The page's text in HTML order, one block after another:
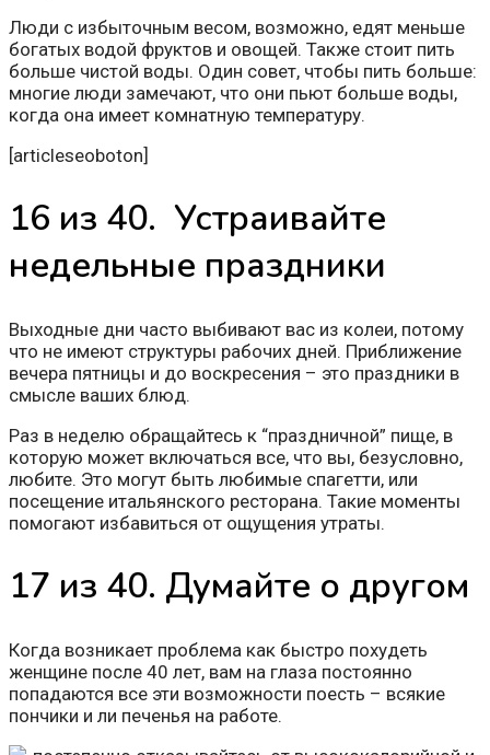
Люди с избыточным весом, возможно, едят меньше
богатых водой фруктов и овощей. Также стоит пить
больше чистой воды. Один совет, чтобы пить больше:
многие люди замечают, что они пьют больше воды,
когда она имеет комнатную температуру.
[articleseoboton]
16 из 40. Устраивайте
недельные праздники
Выходные дни часто выбивают вас из колеи, потому
что не имеют структуры рабочих дней. Приближение
вечера пятницы и до воскресения – это праздники в
смысле ваших блюд.
Раз в неделю обращайтесь к “праздничной” пище, в
которую может включаться все, что вы, безусловно,
любите. Это могут быть любимые спагетти, или
посещение итальянского ресторана. Такие моменты
помогают избавиться от ощущения утраты.
17 из 40. Думайте о другом
Когда возникает проблема как быстро похудеть
женщине после 40 лет, вам на глаза постоянно
попадаются все эти возможности поесть – всякие
пончики и ли печенья на работе.